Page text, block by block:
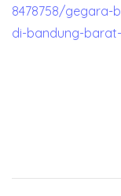
8478758/gegara-
di-bandung-